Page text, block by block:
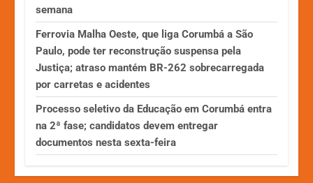
semana
Ferrovia Malha Oeste, que liga Corumbá a São
Paulo, pode ter reconstrução suspensa pela
Justiça; atraso mantém BR-262 sobrecarregada
por carretas e acidentes
Processo seletivo da Educação em Corumbá entra
na 2ª fase; candidatos devem entregar
documentos nesta sexta-feira